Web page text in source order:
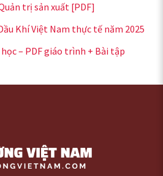
trị sản xuất [PDF]
Khí Việt Nam thực tế năm 2025
– PDF giáo trình + Bài tập